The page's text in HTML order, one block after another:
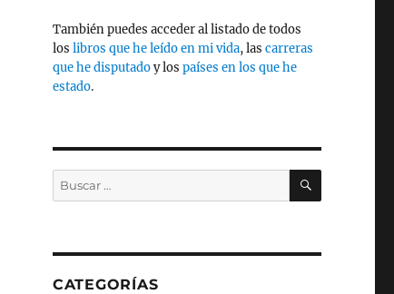
También puedes acceder al listado de todos
los libros que he leído en mi vida, las carreras
que he disputadoy los países en los que he
estado.
Buscar
por:
BUSCAR
CATEGORÍAS